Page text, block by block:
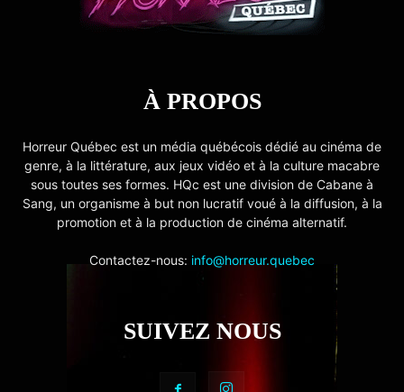
À PROPOS
Horreur Québec est un média québécois dédié au cinéma de
genre, à la littérature, aux jeux vidéo et à la culture macabre
sous toutes ses formes. HQc est une division de Cabane à
Sang, un organisme à but non lucratif voué à la diffusion, à la
promotion et à la production de cinéma alternatif.
Contactez-nous: info@horreur.quebec
SUIVEZ NOUS